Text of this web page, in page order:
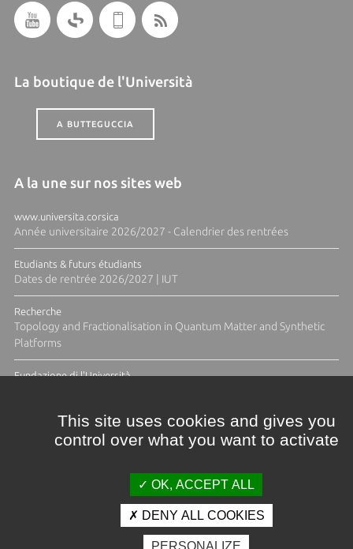
La boutique de l'Università
A BUTTEGUCCIA
A la une sur nos sites web
www.universita.corsica
Année universitaire 2026/2027 - Calendrier des rentrées
Etudiants & futurs étudiants
Dates de rentrée 2026/2027 | IUT
Recherche
Topology and Fractionalisation in Quantum Matter and Synthetic
Platforms
Fundazione di l'Università
Crédits et mentions légales
This site uses cookies and gives you
control over what you want to activate
OK, ACCEPT ALL
DENY ALL COOKIES
PERSONALIZE